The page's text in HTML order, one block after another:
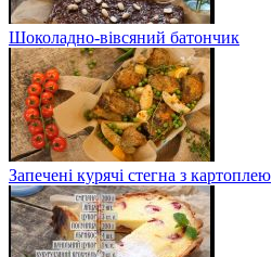
Шоколадно-вівсяний батончик
Запечені курячі стегна з картоплею